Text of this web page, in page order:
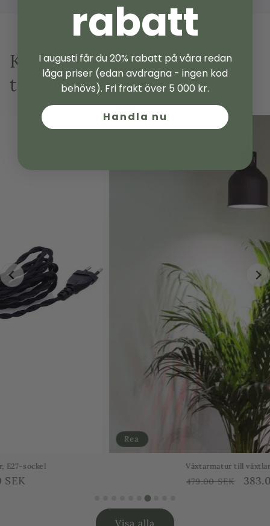
Komplettera med rätt
tillbehör
Växtarmatur till växtlampa Saga
Försäljningspris
383.00 SEK
Visa alla
rabatt
I augusti får du 20% rabatt på våra redan
låga priser (edan avdragna - ingen kod
behövs). Fri frakt över 5 000 kr.
Handla nu